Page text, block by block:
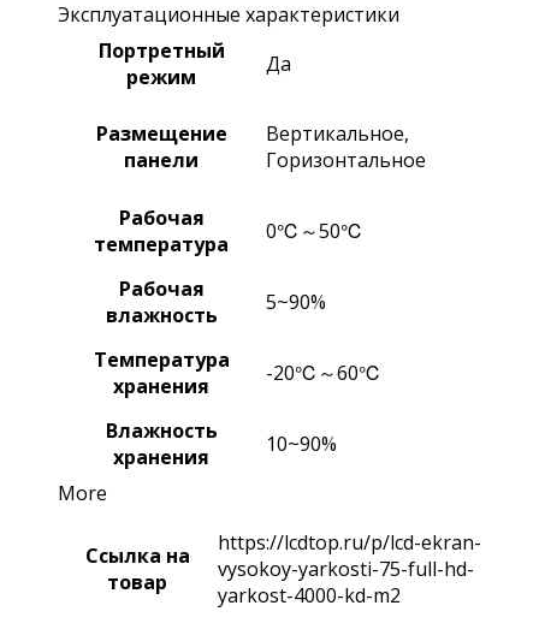
Эксплуатационные характеристики
Портретный
режим
Да
Размещение
панели
Вертикальное,
Горизонтальное
Рабочая
температура
0℃～50℃
Рабочая
влажность
5~90%
Температура
хранения
-20℃～60℃
Влажность
хранения
10~90%
More
Ссылка на
товар
https://lcdtop.ru/p/lcd-ekran-
vysokoy-yarkosti-75-full-hd-
yarkost-4000-kd-m2